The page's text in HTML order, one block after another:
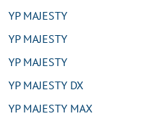
MAJESTY
MAJESTY
MAJESTY
MAJESTY DX
MAJESTY MAX